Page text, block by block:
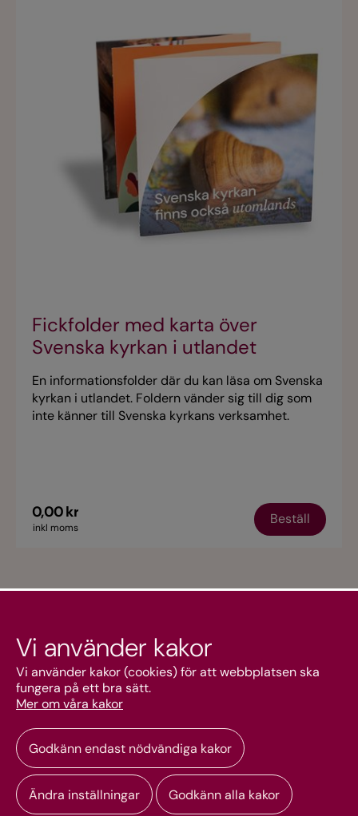
Fickfolder med karta över
Svenska kyrkan i utlandet
En informationsfolder där du kan läsa om Svenska
kyrkan i utlandet. Foldern vänder sig till dig som
inte känner till Svenska kyrkans verksamhet.
0,00 kr
inkl moms
Beställ
Kundtjänst
Mitt konto
Vi använder kakor
Vi använder kakor (cookies) för att webbplatsen ska
fungera på ett bra sätt.
Mer om våra kakor
Godkänn endast nödvändiga kakor
Ändra inställningar Godkänn alla kakor